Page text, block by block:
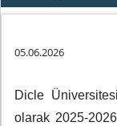
05.06.2026
Dicle
olarak 2025-